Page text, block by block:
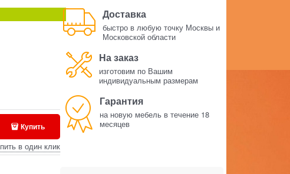
Купить
в один клик
Доставка
быстро в любую точку Москвы и
Московской области
На заказ
изготовим по Вашим
индивидуальным размерам
Гарантия
на новую мебель в течение 18
месяцев